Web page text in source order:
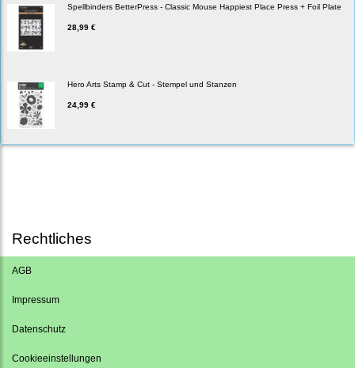
Spellbinders BetterPress - Classic Mouse Happiest Place Press + Foil Plate
28,99 €
Hero Arts Stamp & Cut - Stempel und Stanzen
24,99 €
Rechtliches
AGB
Impressum
Datenschutz
Cookieeinstellungen